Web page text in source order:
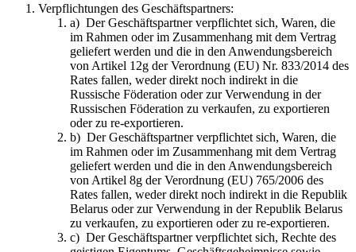
Verpflichtungen des Geschäftspartners:
a) Der Geschäftspartner verpflichtet sich, Waren, die
im Rahmen oder im Zusammenhang mit dem Vertrag
geliefert werden und die in den Anwendungsbereich
von Artikel 12g der Verordnung (EU) Nr. 833/2014 des
Rates fallen, weder direkt noch indirekt in die
Russische Föderation oder zur Verwendung in der
Russischen Föderation zu verkaufen, zu exportieren
oder zu re‑exportieren.
b) Der Geschäftspartner verpflichtet sich, Waren, die
im Rahmen oder im Zusammenhang mit dem Vertrag
geliefert werden und die in den Anwendungsbereich
von Artikel 8g der Verordnung (EU) 765/2006 des
Rates fallen, weder direkt noch indirekt in die Republik
Belarus oder zur Verwendung in der Republik Belarus
zu verkaufen, zu exportieren oder zu re‑exportieren.
c) Der Geschäftspartner verpflichtet sich, Rechte des